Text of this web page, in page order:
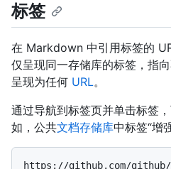
标签
在 Markdown 中引用标签的
仅呈现同一存储库的标签，指
呈现为任何 URL。
通过导航到标签页并单击标签
如，公共文档存储库中标签“增
https://github.com/github/